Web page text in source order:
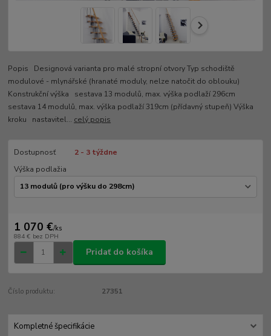
Popis Designová varianta pro malé stropní otvory Typ schodiště
modulové - mlynářské (hranaté moduly, nelze natočit do oblouku)
Konstrukční výška sestava 13 modulů, max. výška podlaží 296cm
sestava 14 modulů, max. výška podlaží 319cm (přídavný stupeň) Výška
kroku nastavitel... celý popis
Dostupnosť
2 - 3 týždne
Výška podlažia
1 070 €/ks
884 € bez DPH
Pridať do košíka
Číslo produktu: 27351
Kompletné špecifikácie